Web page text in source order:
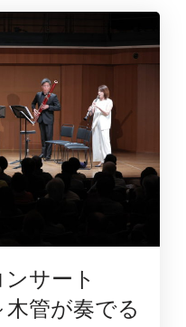
サート
管が奏でる